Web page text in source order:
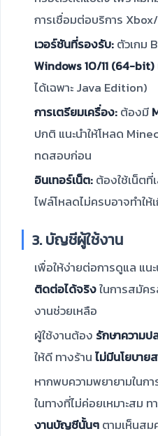
การเชื่อมต่อบริการ
เวอร์ชันที่รองรับ: ตัวเกม
Windows 10/11 (64-bit)
ได้เฉพาะ Java Edition)
การเตรียมเครื่อง: ต้องมี
ปกติ แนะนำให้โหลด
ทดสอบก่อน
อินเทอร์เน็ต: ต้องใช้เน็ต
ไฟล์โหลดไม่ครบอาจทำให้
3. บัญชีผู้ใช้งาน
เพื่อให้ง่ายต่อการดูแล แนะ
ติดต่อได้จริงในการสมัค
งานช่วยเหลือ
ผู้ใช้งานต้อง รักษาความ
ให้ดี ทางร้าน ไม่มีนโยบาย
หากพบความพยายามในกา
ในทางที่ไม่ค่อยเหมาะสม
งานบัญชีนั้นๆ ตามเห็นสม